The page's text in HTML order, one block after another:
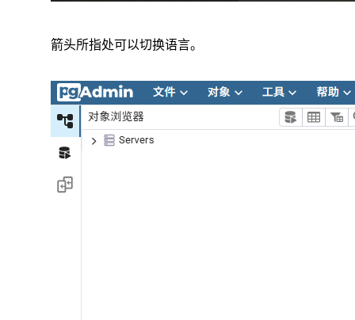
箭头所指处可以切换语言。